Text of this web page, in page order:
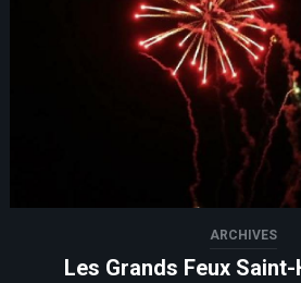
ARCHIVES
Les Grands Feux